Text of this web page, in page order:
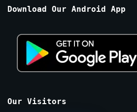
Download Our Android App
Our Visitors